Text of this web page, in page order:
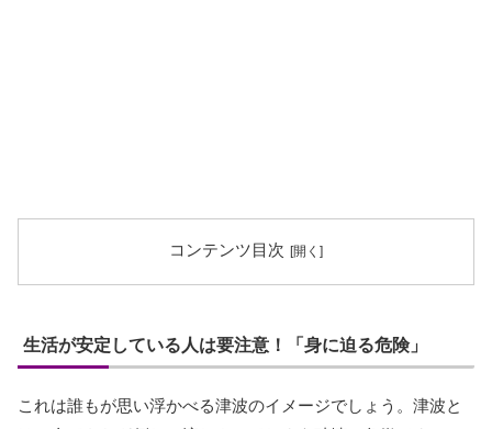
コンテンツ目次
生活が安定している人は要注意！「身に迫る危険」
これは誰もが思い浮かべる津波のイメージでしょう。津波と